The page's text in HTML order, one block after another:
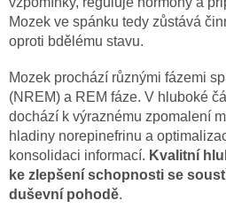
Mozek ve spánku tedy zůstává
oproti bdělému stavu.
Mozek prochází různými fázemi
(NREM) a REM fáze. V hluboké
dochází k výraznému zpomalení
hladiny norepinefrinu a
konsolidaci informací. Kvalitní
ke zlepšení schopnosti se
duševní pohodě.